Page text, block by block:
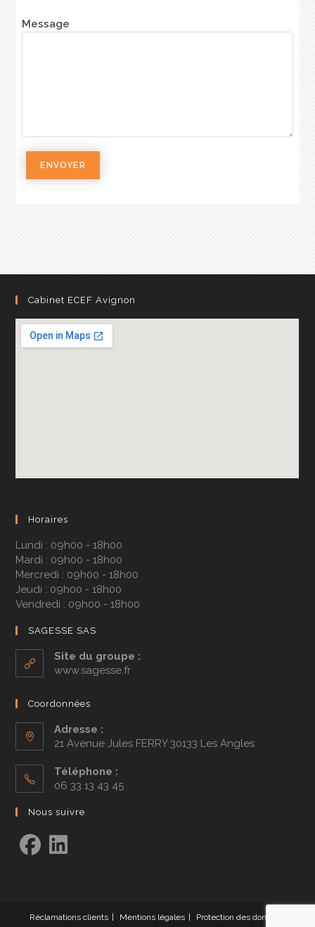
Message
Cabinet ECEF Avignon
Horaires
Lundi : 09h00 - 18h00
Mardi : 09h00 - 18h00
Mercredi : 09h00 - 18h00
Jeudi : 09h00 - 18h00
Vendredi : 09h00 - 18h00
SAGESSE SAS
Site du groupe :
www.sagesse.fr
Coordonnées
Adresse :
21 Avenue Jules FERRY 30133 Les Angles
Téléphone :
06 33 13 43 45
Nous suivre
Réclamations clients Mentions légales Protection des données